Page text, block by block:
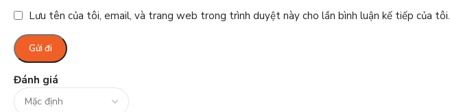
Đánh giá
Lưu tên của tôi, email, và trang web trong trình duyệt này cho lần bình luận kế tiếp của tôi.